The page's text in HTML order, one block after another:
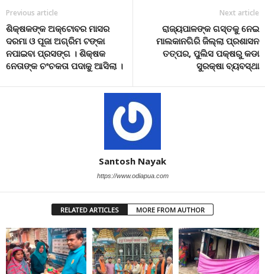
Previous article
ଶିକ୍ଷକଙ୍କ ଅକ୍ଟୋବର ମାସର
ଦରମା ଓ ପୂଜା ଅଗ୍ରିମ ଟଙ୍କା
ନପାଇବା ପ୍ରସଙ୍ଗ । ଶିକ୍ଷକ
ନେତାଙ୍କ ଚଂଚକତା ପଦାକୁ ଆସିଲା ।
Next article
ରାଜ୍ୟପାଳଙ୍କ ଗସ୍ତକୁ ନେଇ
ମାଲକାନଗିରି ଜିଲ୍ଲା ପ୍ରଶାସନ
ତତ୍ପର, ପୁଲିସ ପକ୍ଷରୁ କଡା
ସୁରକ୍ଷା ବ୍ୟବସ୍ଥା
Santosh Nayak
https://www.odiapua.com
RELATED ARTICLES MORE FROM AUTHOR